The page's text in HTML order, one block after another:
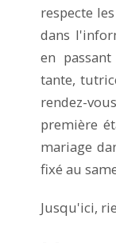
respecte
dans
en
tante,
rendez-
première
mariage
fixé au
Jusqu'ici,